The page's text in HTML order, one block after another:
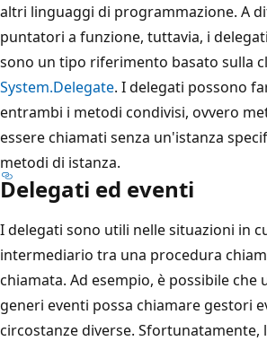
altri linguaggi di programmazione. A
puntatori a funzione, tuttavia, i
sono un tipo riferimento basato sulla
System.Delegate. I delegati possono
entrambi i metodi condivisi, ovvero
essere chiamati senza un'istanza
metodi di istanza.
Delegati ed eventi
I delegati sono utili nelle situazioni in
intermediario tra una procedura
chiamata. Ad esempio, è possibile che
generi eventi possa chiamare gestori
circostanze diverse. Sfortunatamente,